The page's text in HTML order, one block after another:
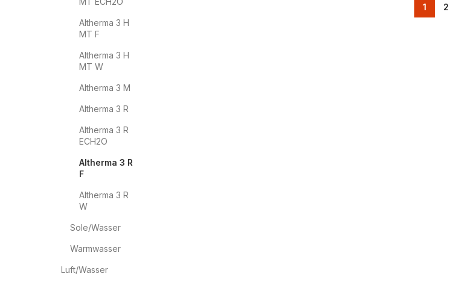
Altherma 3 H
MT F
Altherma 3 H
MT W
Altherma 3 M
Altherma 3 R
Altherma 3 R
ECH2O
Altherma 3 R
F
Altherma 3 R
W
Sole/Wasser
Warmwasser
Luft/Wasser
1 2